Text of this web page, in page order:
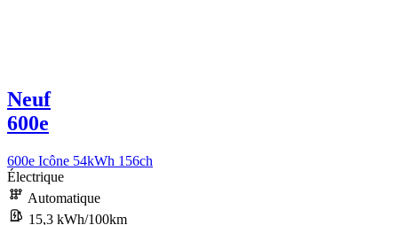
Neuf
600e
600e Icône 54kWh 156ch
Électrique
Automatique
15,3 kWh/100km